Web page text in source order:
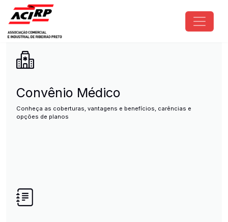
Pular para o conteúdo principal
ACIRP - Associação Comercial
Convênio Médico
Conheça as coberturas, vantagens e benefícios, carências e
opções de planos